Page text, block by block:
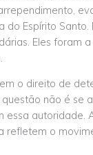
do Espírito Santo.
Eles foram
o direito de
não é se
essa autoridade.
refletem o